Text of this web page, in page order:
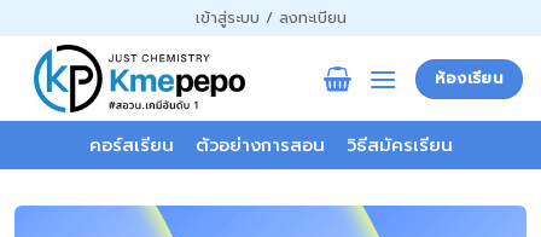
ไป
เนื้อหา
เข้าสู่ระบบ / ลงทะเบียน
ห้องเรียน
คอร์สเรียน ตัวอย่างการสอน วิธีสมัครเรียน